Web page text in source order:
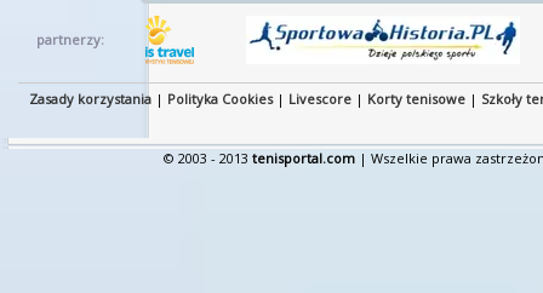
partnerzy:
Zasady korzystania | Polityka Cookies| Livescore | Korty tenisowe | Szkoły
© 2003 - 2013 tenisportal.com | Wszelkie prawa